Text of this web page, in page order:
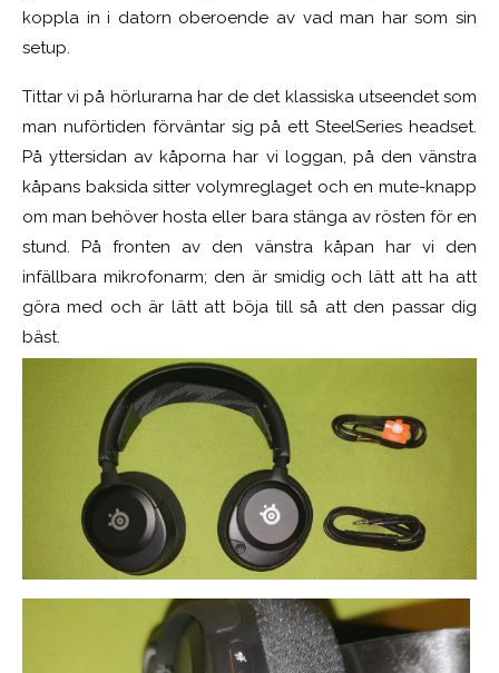
koppla in i datorn oberoende av vad man har som sin
setup.
Tittar vi på hörlurarna har de det klassiska utseendet som
man nuförtiden förväntar sig på ett SteelSeries headset.
På yttersidan av kåporna har vi loggan, på den vänstra
kåpans baksida sitter volymreglaget och en mute-knapp
om man behöver hosta eller bara stänga av rösten för en
stund. På fronten av den vänstra kåpan har vi den
infällbara mikrofonarm; den är smidig och lätt att ha att
göra med och är lätt att böja till så att den passar dig
bäst.